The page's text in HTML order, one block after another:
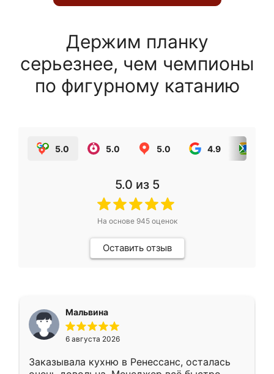
Держим планку
серьезнее, чем чемпионы
по фигурному катанию
5.0 5.0 5.0 4.9
5.0 из 5
На основе 945оценок
Оставить отзыв
Мальвина
6 августа 2026
Заказывала кухню в Ренессанс, осталась